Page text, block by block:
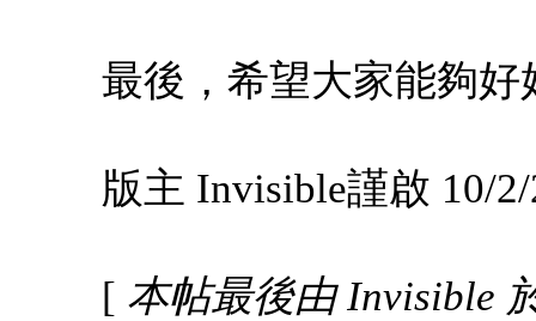
最後，希望大家能夠
版主 Invisible謹啟 10/
[ 本帖最後由 Invisible